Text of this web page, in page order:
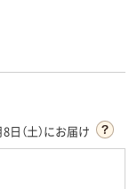
日（土）にお届け